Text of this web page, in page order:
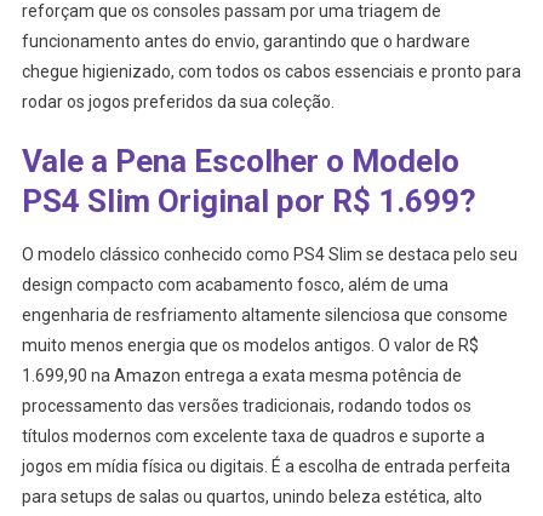
reforçam que os consoles passam por uma triagem de
funcionamento antes do envio, garantindo que o hardware
chegue higienizado, com todos os cabos essenciais e pronto para
rodar os jogos preferidos da sua coleção.
Vale a Pena Escolher o Modelo
PS4 Slim Original por R$ 1.699?
O modelo clássico conhecido como PS4 Slim se destaca pelo seu
design compacto com acabamento fosco, além de uma
engenharia de resfriamento altamente silenciosa que consome
muito menos energia que os modelos antigos. O valor de R$
1.699,90 na Amazon entrega a exata mesma potência de
processamento das versões tradicionais, rodando todos os
títulos modernos com excelente taxa de quadros e suporte a
jogos em mídia física ou digitais. É a escolha de entrada perfeita
para setups de salas ou quartos, unindo beleza estética, alto